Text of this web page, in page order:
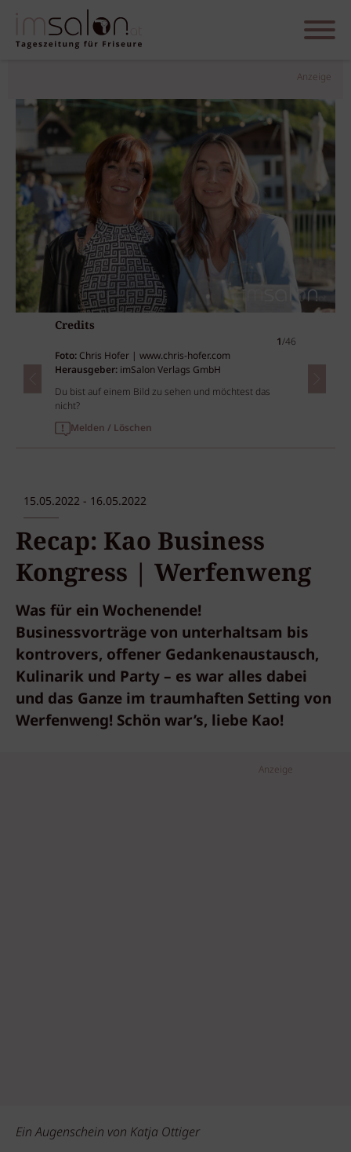
Anzeige
Credits
1/46
Foto: Chris Hofer | www.chris-hofer.com
Herausgeber: imSalon Verlags GmbH
Du bist auf einem Bild zu sehen und möchtest das
nicht?
Melden / Löschen
15.05.2022 - 16.05.2022
Recap: Kao Business
Kongress | Werfenweng
Was für ein Wochenende!
Businessvorträge von unterhaltsam bis
kontrovers, offener Gedankenaustausch,
Kulinarik und Party – es war alles dabei
und das Ganze im traumhaften Setting von
Werfenweng! Schön war’s, liebe Kao!
Anzeige
Ein Augenschein von Katja Ottiger